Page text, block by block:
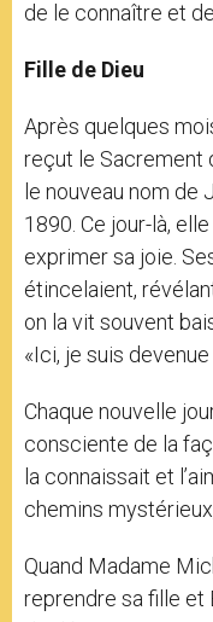
de le connaître et
Fille de Dieu
Après quelques
reçut le Sacrement
le nouveau nom de
1890. Ce jour-là,
exprimer sa joie.
étincelaient,
on la vit souvent
«Ici, je suis devenue
Chaque nouvelle
consciente de la
la connaissait et
chemins
Quand Madame
reprendre sa fille et